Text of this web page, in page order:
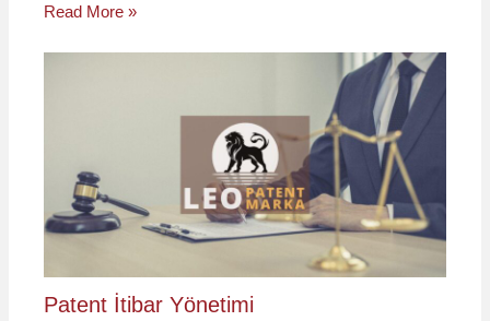
Read More »
Patent İtibar Yönetimi